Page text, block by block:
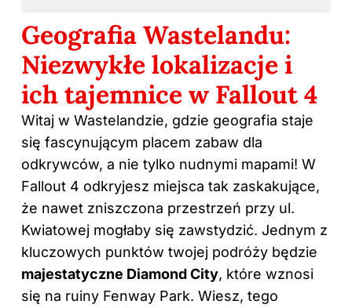
Geografia Wastelandu:
Niezwykłe lokalizacje i
ich tajemnice w Fallout 4
Witaj w Wastelandzie, gdzie geografia staje
się fascynującym placem zabaw dla
odkrywców, a nie tylko nudnymi mapami! W
Fallout 4 odkryjesz miejsca tak zaskakujące,
że nawet zniszczona przestrzeń przy ul.
Kwiatowej mogłaby się zawstydzić. Jednym z
kluczowych punktów twojej podróży będzie
majestatyczne Diamond City, które wznosi
się na ruiny Fenway Park. Wiesz, tego